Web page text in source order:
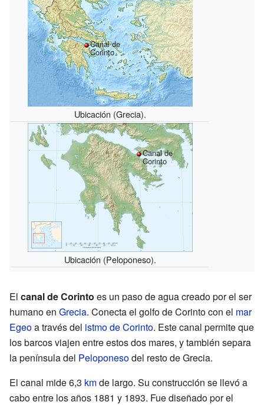
Canal de
Corinto
Ubicación (Grecia).
Canal de
Corinto
Ubicación (Peloponeso).
El canal de Corinto es un paso de agua creado por el ser
humano en Grecia. Conecta el golfo de Corinto con el mar
Egeoa través del istmo de Corinto. Este canal permite que
los barcos viajen entre estos dos mares, y también separa
la península del Peloponesodel resto de Grecia.
El canal mide 6,3 kmde largo. Su construcción se llevó a
cabo entre los años 1881 y 1893. Fue diseñado por el